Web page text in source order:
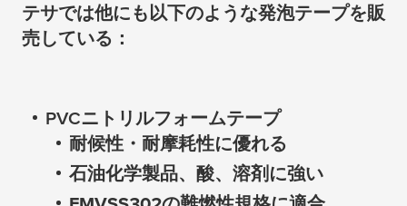
テサでは他にも以下のような発泡テープを販
売している：
PVCニトリルフォームテープ
耐候性・耐摩耗性に優れる
石油化学製品、酸、溶剤に強い